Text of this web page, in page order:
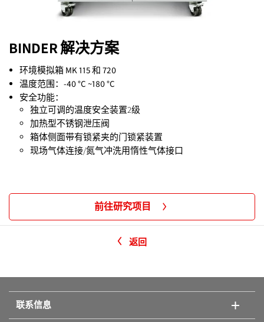
BINDER 解决方案
环境模拟箱 MK 115 和 720
温度范围：-40 °C ~180 °C
安全功能：
独立可调的温度安全装置2级
加热型不锈钢泄压阀
箱体侧面带有锁紧夹的门锁紧装置
现场气体连接/氮气冲洗用惰性气体接口
前往研究项目
返回
联系信息